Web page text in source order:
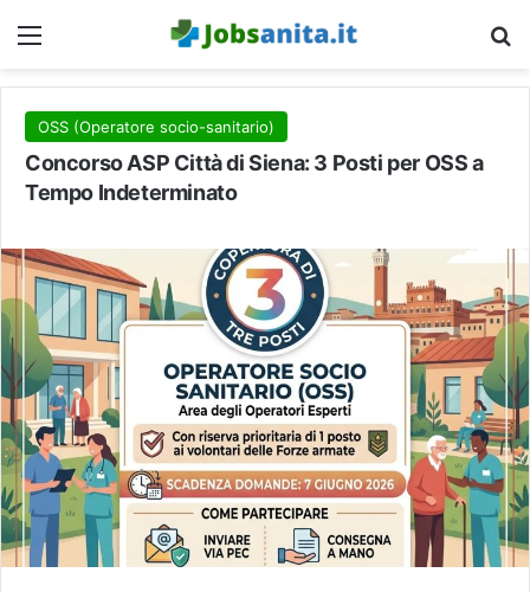
Menu
OSS (Operatore socio-sanitario)
Concorso ASP Città di Siena: 3 Posti per OSS a
Tempo Indeterminato